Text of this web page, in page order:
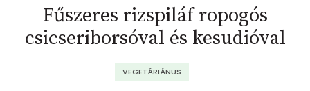
Fűszeres rizspiláf ropogós
csicseriborsóval és kesudióval
VEGETÁRIÁNUS